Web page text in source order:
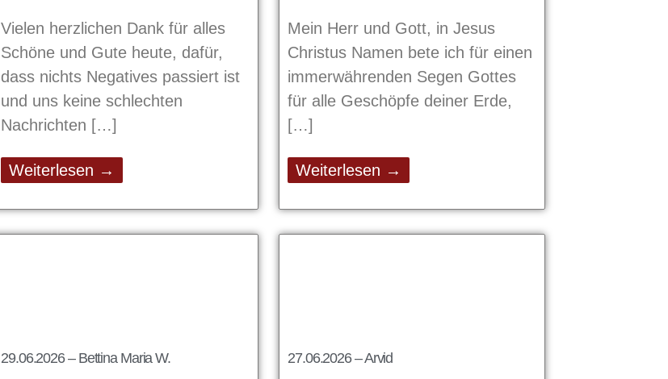
Vielen herzlichen Dank für alles
Schöne und Gute heute, dafür,
dass nichts Negatives passiert ist
und uns keine schlechten
Nachrichten
Weiterlesen →
Mein Herr und Gott, in Jesus
Christus Namen bete ich für einen
immerwährenden Segen Gottes
für alle Geschöpfe deiner Erde,
Weiterlesen →
29.06.2026 – Bettina Maria W. 27.06.2026 – Arvid